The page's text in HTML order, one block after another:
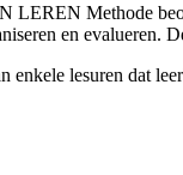
LEREN Methode
en evalueren.
enkele lesuren dat